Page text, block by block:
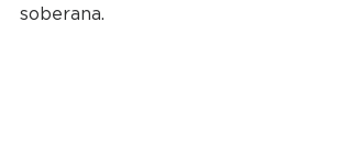
soberana.